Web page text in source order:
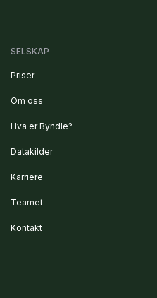
SELSKAP
Priser
Om oss
Hva er Byndle?
Datakilder
Karriere
Teamet
Kontakt